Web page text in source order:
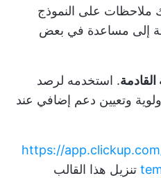
ملاحظات على النموذج
إلى مساعدة في بعض
. استخدمه لرصد
وتعيين دعم إضافي عند
https://
تنزيل هذا القالب